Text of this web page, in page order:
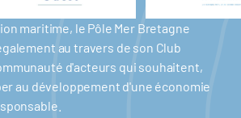
maritime, le Pôle Mer Bretagne
au travers de son Club
d'acteurs qui souhaitent,
au développement d'une économie